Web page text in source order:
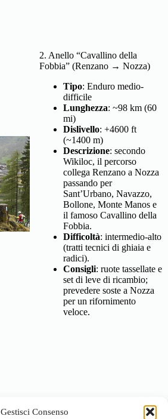
Gestisci Consenso
2. Anello “Cavallino della
Fobbia” (Renzano → Nozza)
Tipo: Enduro medio-
difficile
Lunghezza: ~98 km (60
mi)
Dislivello: +4600 ft
(~1400 m)
Descrizione: secondo
Wikiloc, il percorso
collega Renzano a Nozza
passando per
Sant’Urbano, Navazzo,
Bollone, Monte Manos e
il famoso Cavallino della
Fobbia.
Difficoltà: intermedio-alto
(tratti tecnici di ghiaia e
radici).
Consigli: ruote tassellate e
set di leve di ricambio;
prevedere soste a Nozza
per un rifornimento
veloce.